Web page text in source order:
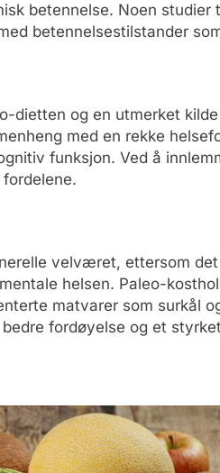
betennelse. Noen studier
betennelsestilstander
dietten og en utmerket
med en rekke
funksjon. Ved å
velværet, ettersom
helsen. Paleo-
matvarer som surkål
fordøyelse og et